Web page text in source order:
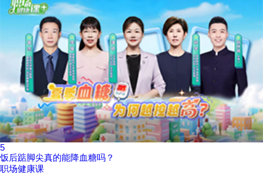
5
饭后踮脚尖真的能降血糖吗？
职场健康课